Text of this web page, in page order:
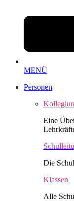
MENÜ
Personen
Eine
Die
Klassen
Alle